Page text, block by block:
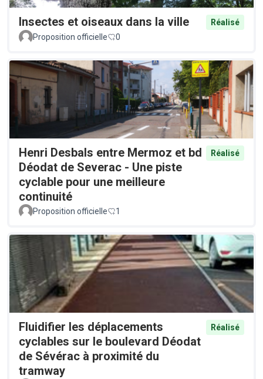
Insectes et oiseaux dans la ville
Réalisé
Proposition officielle
0
Henri Desbals entre Mermoz et bd
Déodat de Severac - Une piste
cyclable pour une meilleure
continuité
Réalisé
Proposition officielle 1
Fluidifier les déplacements
cyclables sur le boulevard Déodat
de Sévérac à proximité du
tramway
Réalisé